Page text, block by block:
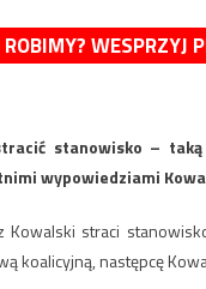
WESPRZYJ
stanowisko –
wypowiedziami
Kowalski straci
koalicyjną, następcę